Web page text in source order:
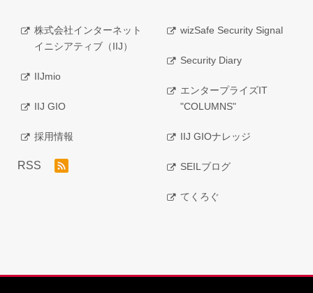
株式会社インターネット
イニシアティブ（IIJ）
IIJmio
IIJ GIO
採用情報
RSS
wizSafe Security Signal
Security Diary
エンタープライズIT
"COLUMNS"
IIJ GIOナレッジ
SEILブログ
てくろぐ